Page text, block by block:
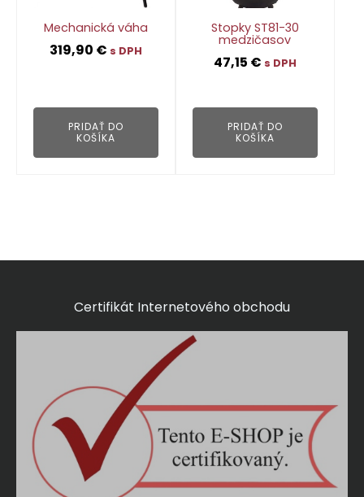
Mechanická váha
319,90 € s DPH
PRIDAŤ DO
KOŠÍKA
Stopky ST81-30
medzičasov
47,15 € s DPH
PRIDAŤ DO
KOŠÍKA
Certifikát Internetového obchodu